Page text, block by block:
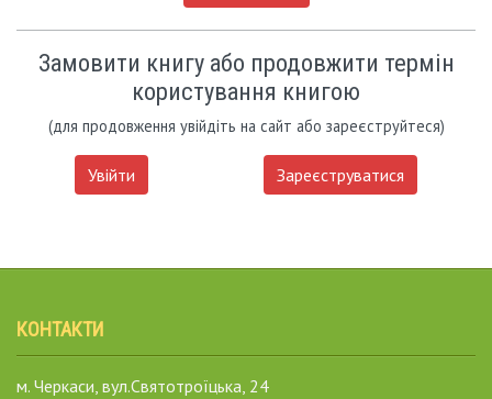
Замовити книгу або продовжити термін
користування книгою
(для продовження увійдіть на сайт або зареєструйтеся)
Увійти Зареєструватися
КОНТАКТИ
м. Черкаси, вул.Святотроїцька, 24